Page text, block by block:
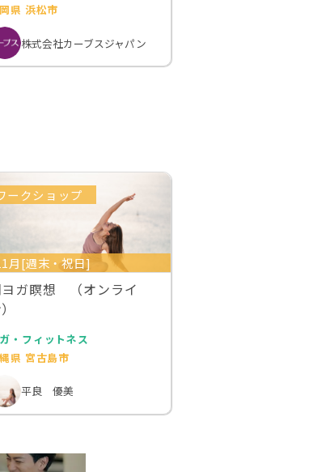
県 浜松市
株式会社カーブスジャパン
ークショップ
月[週末・祝日]
ガ瞑想 （オンライ
・フィットネス
県 宮古島市
平良 優美